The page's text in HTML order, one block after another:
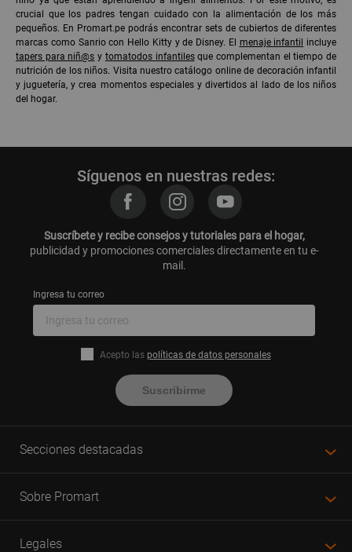
crucial que los padres tengan cuidado con la alimentación de los más
pequeños. En Promart.pe podrás encontrar sets de cubiertos de diferentes
marcas como Sanrio con Hello Kitty y de Disney. El menaje infantil
incluye
tapers para niñ@s y tomatodos infantilesque complementan el tiempo de
nutrición de los niños. Visita nuestro catálogo online de decoración infantil
y juguetería, y crea momentos especiales y divertidos al lado de los niños
del hogar.
Síguenos en nuestras redes:
Suscríbete y recibe consejos y tutoriales para el hogar,
publicidad y promociones comerciales directamente en tu e-
mail.
Ingresa tu correo
Acepto las políticas de datos personales
Suscribirme
Secciones destacadas
Sobre Promart
Legales